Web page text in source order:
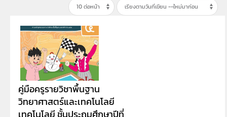
คู่มือครูรายวิชาพื้นฐาน
วิทยาศาสตร์และเทคโนโลยี